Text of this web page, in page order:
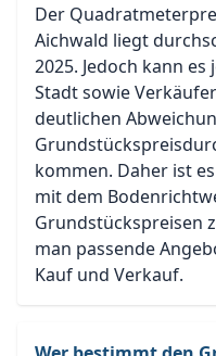
Der
Aichwald liegt
2025. Jedoch kann
Stadt sowie
deutlichen
kommen. Daher ist
mit dem
Grundstückspreisen
man passende
Kauf und Verkauf.